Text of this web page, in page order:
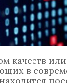
качеств
в